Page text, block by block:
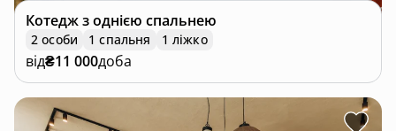
Котеджз однією спальнею
2 особи 1 спальня 1 ліжко
від₴11 000доба